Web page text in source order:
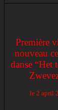
Première
nouveau
danse “Het
le 2 april